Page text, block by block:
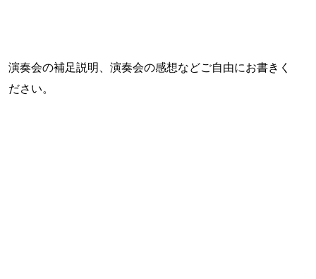
演奏会の補足説明、演奏会の感想などご自由にお書きく
ださい。